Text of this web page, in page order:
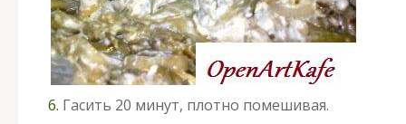
6. Гасить 20 минут, плотно помешивая.